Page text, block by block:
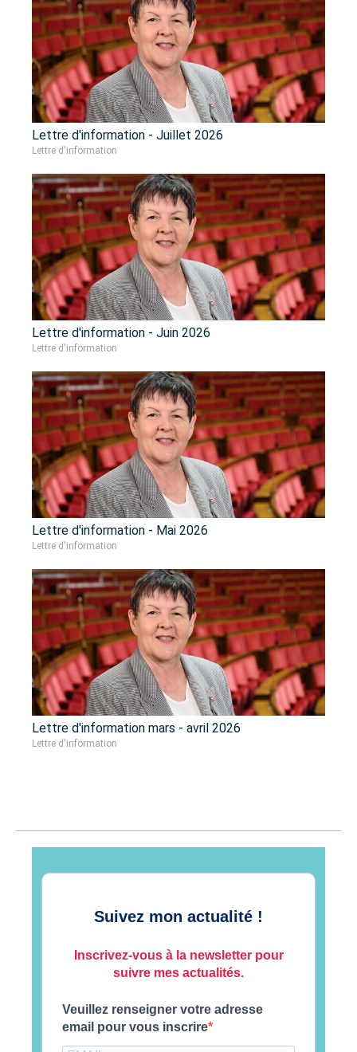
Lettre d'information - Juillet 2026
Lettre d'information
Lettre d'information - Juin 2026
Lettre d'information
Lettre d'information - Mai 2026
Lettre d'information
Lettre d'information mars - avril 2026
Lettre d'information
Suivez mon actualité !
Inscrivez-vous à la newsletter pour
suivre mes actualités.
Veuillez renseigner votre adresse
email pour vous inscrire